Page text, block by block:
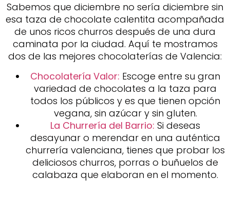
Sabemos que diciembre no sería diciembre sin
esa taza de chocolate calentita acompañada
de unos ricos churros después de una dura
caminata por la ciudad. Aquí te mostramos
dos de las mejores chocolaterías de Valencia:
Chocolatería Valor: Escoge entre su gran
variedad de chocolates a la taza para
todos los públicos y es que tienen opción
vegana, sin azúcar y sin gluten.
La Churrería del Barrio: Si deseas
desayunar o merendar en una auténtica
churrería valenciana, tienes que probar los
deliciosos churros, porras o buñuelos de
calabaza que elaboran en el momento.